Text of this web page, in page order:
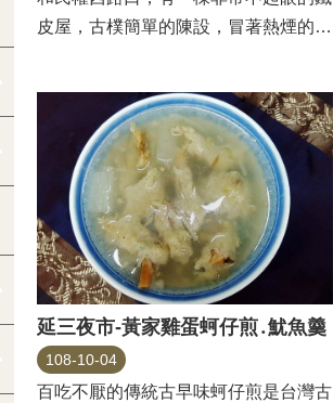
皮屋，古樸簡單的陳設，冒著熱煙的大
延三夜市-黃家雞蛋蚵仔煎․魷魚羹
108-10-04
百吃不厭的傳統古早味蚵仔煎是台灣古